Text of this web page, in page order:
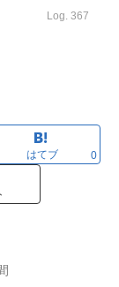
Log. 367
はてブ 0